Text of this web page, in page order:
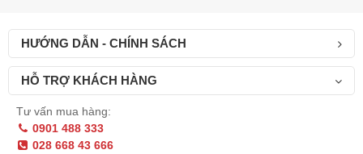
HƯỚNG DẪN - CHÍNH SÁCH
HỖ TRỢ KHÁCH HÀNG
Tư vấn mua hàng:
0901 488 333
028 668 43 666